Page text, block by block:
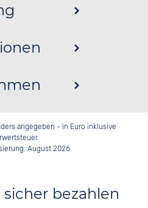
angegeben - in Euro inklusive
August 2026
bezahlen